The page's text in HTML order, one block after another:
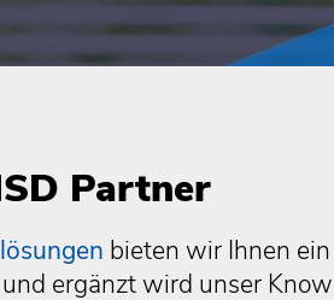
Partner
bieten wir Ihnen
ergänzt wird unser